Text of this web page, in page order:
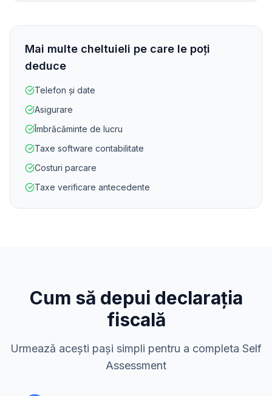
Mai multe cheltuieli pe care le poți
deduce
Telefon și date
Asigurare
Îmbrăcăminte de lucru
Taxe software contabilitate
Costuri parcare
Taxe verificare antecedente
Cum să depui declarația
fiscală
Urmează acești pași simpli pentru a completa Self
Assessment